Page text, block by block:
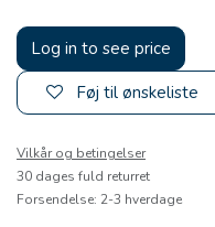
Log in to see price
Føj til ønskeliste
Vilkår og betingelser
30 dages fuld returret
Forsendelse: 2-3 hverdage